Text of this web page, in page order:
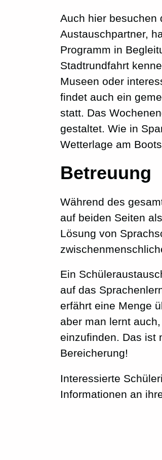
Auch hier besuchen
Austauschpartner,
Programm in
Stadtrundfahrt
Museen oder
findet auch ein
statt. Das
gestaltet. Wie in
Wetterlage am
Betreuung
Während des
auf beiden Seiten
Lösung von
Ein
auf das
erfährt eine Menge
aber man lernt
einzufinden. Das ist
Bereicherung!
Interessierte
Informationen an